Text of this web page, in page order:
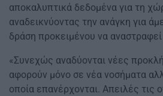
αποκαλυπτικά δεδομένα για τη
αναδεικνύοντας την ανάγκη για
δράση προκειμένου να
«Συνεχώς αναδύονται νέες
αφορούν μόνο σε νέα νοσήματα
οποία επανέρχονται. Απειλές τις